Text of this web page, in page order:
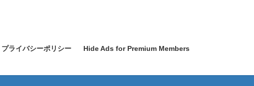
プライバシーポリシー Hide Ads for Premium Members